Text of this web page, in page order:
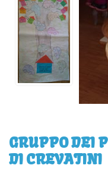
GRUPPO DEI
DI CREVATINI